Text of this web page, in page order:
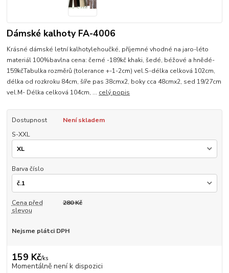
Dámské kalhoty FA-4006
Krásné dámské letní kalhotylehoučké, příjemné vhodné na jaro-léto
materiál 100%bavlna cena: černé -189kč khaki, šedé, béžové a hnědé-
159kčTabulka rozměrů (tolerance +-1-2cm) vel.S-délka celková 102cm,
délka od rozkroku 84cm, šíře pas 38cmx2, boky cca 48cmx2, sed 19/27cm
vel.M- Délka celková 104cm, ... celý popis
Dostupnost
Není skladem
S-XXL
Barva číslo
Cena před
slevou
280 Kč
Nejsme plátci DPH
159 Kč/ks
Momentálně není k dispozici